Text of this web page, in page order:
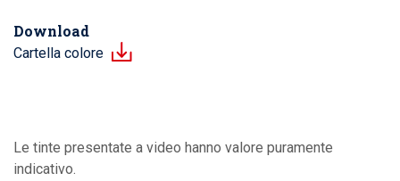
Download
Cartella colore
Le tinte presentate a video hanno valore puramente
indicativo.